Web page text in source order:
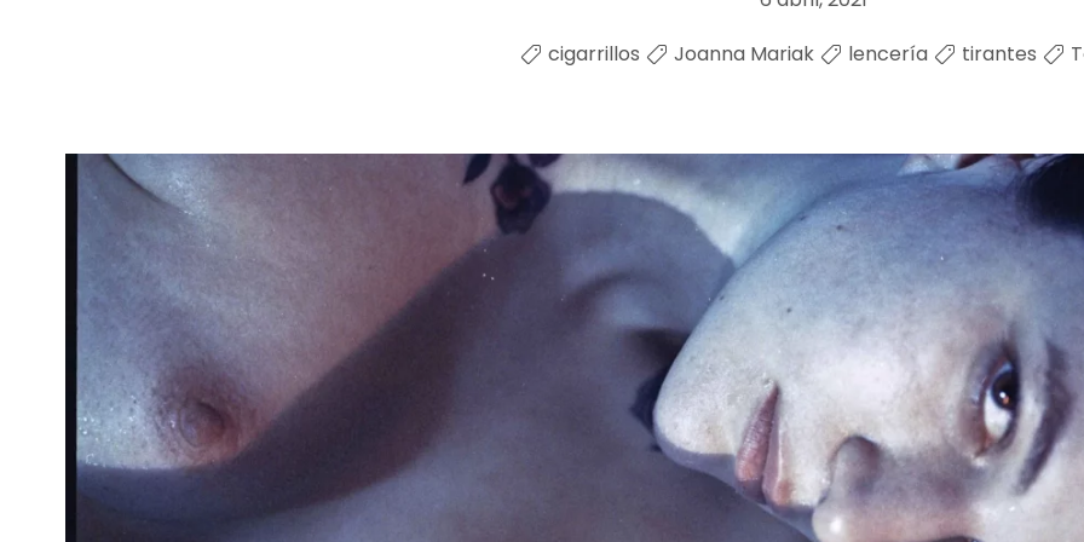
cigarrillos
Joanna Mariak lencería tirantes